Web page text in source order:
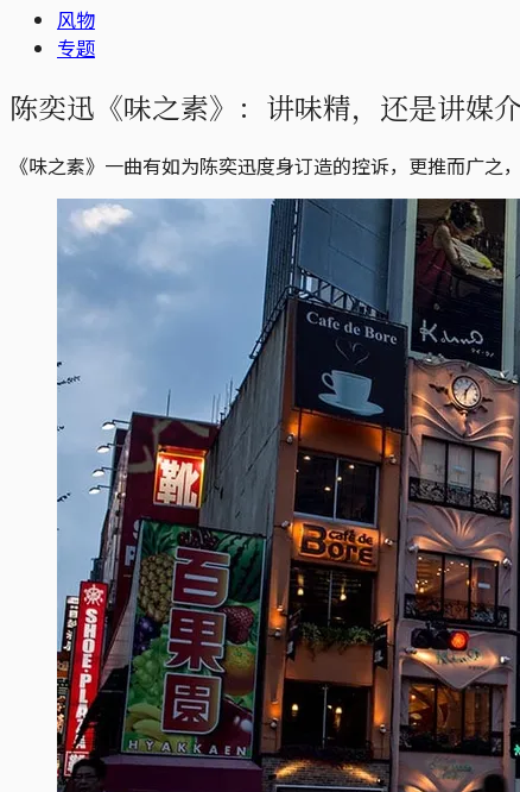
风物
专题
陈奕迅《味之素》：讲味精，还是讲媒介
《味之素》一曲有如为陈奕迅度身订造的控诉，更推而广之